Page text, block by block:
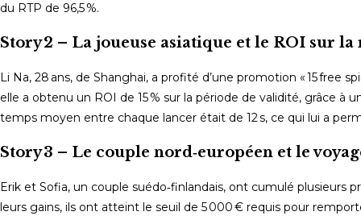
du RTP de 96,5 %.
Story 2 – La joueuse asiatique et le ROI sur
Li Na, 28 ans, de Shanghai, a profité d’une promotion « 15 free
elle a obtenu un ROI de 15 % sur la période de validité, grâce à
temps moyen entre chaque lancer était de 12 s, ce qui lui a
Story 3 – Le couple nord‑européen et le
Erik et Sofia, un couple suédo‑finlandais, ont cumulé plusieurs
leurs gains, ils ont atteint le seuil de 5 000 € requis pour